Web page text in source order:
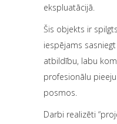
ekspluatācijā.
Šis objekts ir
iespējams
atbildību, labu
profesionālu
posmos.
Darbi realizēti